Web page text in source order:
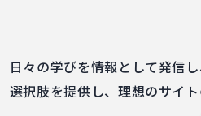
日々の学びを情報として発信
選択肢を提供し、理想のサイト